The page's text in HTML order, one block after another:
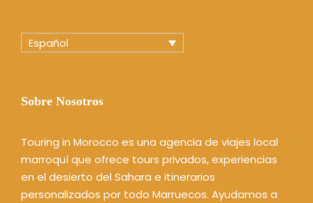
Español
Sobre Nosotros
Touring in Morocco es una agencia de viajes local
marroquí que ofrece tours privados, experiencias
en el desierto del Sahara e itinerarios
personalizados por todo Marruecos. Ayudamos a